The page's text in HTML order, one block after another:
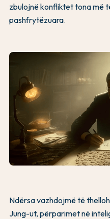
zbulojnë konfliktet tona më
pashfrytëzuara.
Ndërsa vazhdojmë të
Jung-ut, përparimet në